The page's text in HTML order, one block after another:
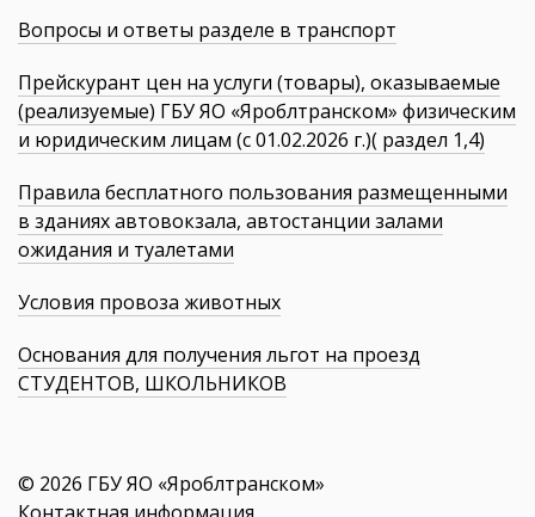
Вопросы и ответы разделе в транспорт
Прейскурант цен на услуги (товары), оказываемые
(реализуемые) ГБУ ЯО «Яроблтранском» физическим
и юридическим лицам (с 01.02.2026 г.)( раздел 1,4)
Правила бесплатного пользования размещенными
в зданиях автовокзала, автостанции залами
ожидания и туалетами
Условия провоза животных
Основания для получения льгот на проезд
СТУДЕНТОВ, ШКОЛЬНИКОВ
© 2026 ГБУ ЯО «Яроблтранском»